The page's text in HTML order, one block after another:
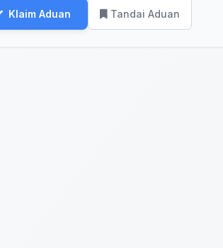
Klaim Aduan Tandai Aduan